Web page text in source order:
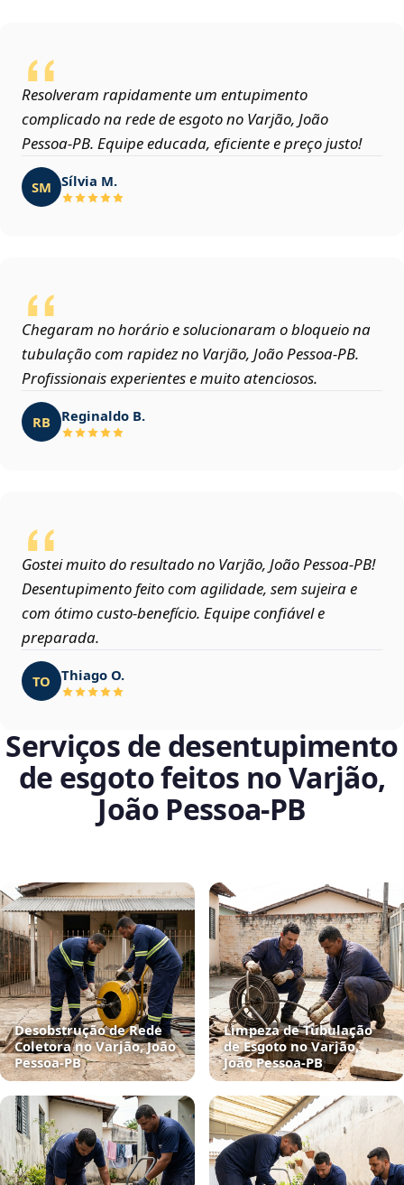
Resolveram rapidamente um entupimento
complicado na rede de esgoto no Varjão, João
Pessoa‑PB. Equipe educada, eficiente e preço justo!
SM Sílvia M.
Chegaram no horário e solucionaram o bloqueio na
tubulação com rapidez no Varjão, João Pessoa‑PB.
Profissionais experientes e muito atenciosos.
RB Reginaldo B.
Gostei muito do resultado no Varjão, João Pessoa‑PB!
Desentupimento feito com agilidade, sem sujeira e
com ótimo custo-benefício. Equipe confiável e
preparada.
TO Thiago O.
Serviços de desentupimento
de esgoto feitos no Varjão,
João Pessoa‑PB
Desobstrução de Rede
Coletora no Varjão, João
Pessoa‑PB
Limpeza de Tubulação
de Esgoto no Varjão,
João Pessoa‑PB